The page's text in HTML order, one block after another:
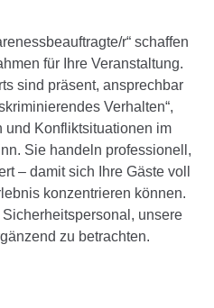
r“ schaffen
für Ihre Veranstaltung.
sind präsent, ansprechbar
Verhalten“,
und Konfliktsituationen im
Sie handeln professionell,
– damit sich Ihre Gäste voll
konzentrieren können.
unsere
zu betrachten.